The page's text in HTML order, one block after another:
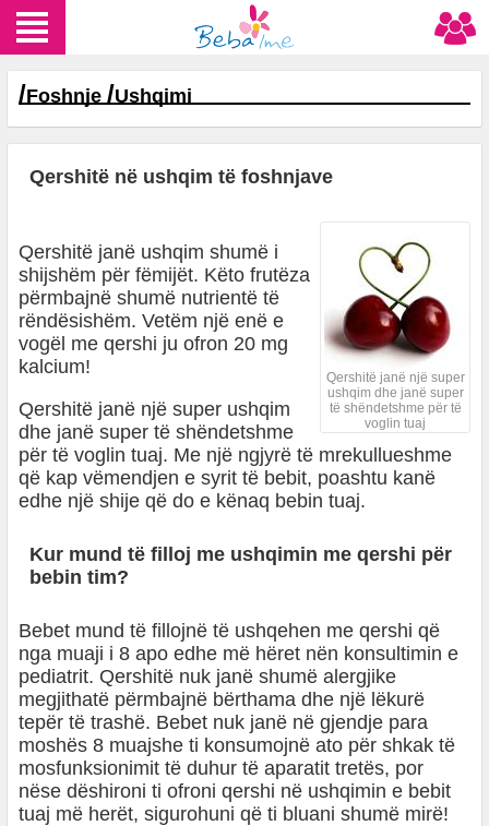
/Foshnje /Ushqimi
Qershitë në ushqim të foshnjave
Qershitë janë një super
ushqim dhe janë super
të shëndetshme për të
voglin tuaj
Qershitë janë ushqim shumë i
shijshëm për fëmijët. Këto frutëza
përmbajnë shumë nutrientë të
rëndësishëm. Vetëm një enë e
vogël me qershi ju ofron 20 mg
kalcium!
Qershitë janë një super ushqim
dhe janë super të shëndetshme
për të voglin tuaj. Me një ngjyrë të mrekullueshme
që kap vëmendjen e syrit të bebit, poashtu kanë
edhe një shije që do e kënaq bebin tuaj.
Kur mund të filloj me ushqimin me qershi për
bebin tim?
Bebet mund të fillojnë të ushqehen me qershi që
nga muaji i 8 apo edhe më hëret nën konsultimin e
pediatrit. Qershitë nuk janë shumë alergjike
megjithatë përmbajnë bërthama dhe një lëkurë
tepër të trashë. Bebet nuk janë në gjendje para
moshës 8 muajshe ti konsumojnë ato për shkak të
mosfunksionimit të duhur të aparatit tretës, por
nëse dëshironi ti ofroni qershi në ushqimin e bebit
tuaj më herët, sigurohuni që ti bluani shumë mirë!